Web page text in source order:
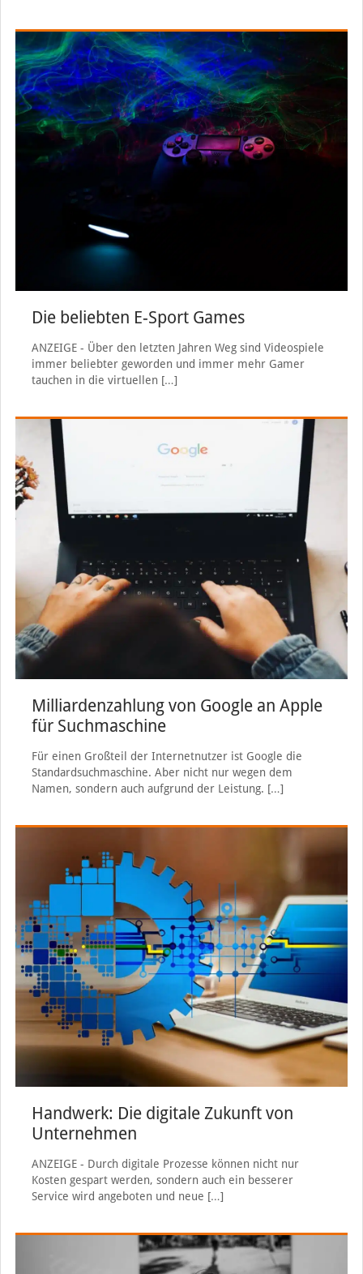
Die beliebten E-Sport Games
ANZEIGE - Über den letzten Jahren Weg sind Videospiele
immer beliebter geworden und immer mehr Gamer
tauchen in die virtuellen […]
Milliardenzahlung von Google an Apple
für Suchmaschine
Für einen Großteil der Internetnutzer ist Google die
Standardsuchmaschine. Aber nicht nur wegen dem
Namen, sondern auch aufgrund der Leistung. […]
Handwerk: Die digitale Zukunft von
Unternehmen
ANZEIGE - Durch digitale Prozesse können nicht nur
Kosten gespart werden, sondern auch ein besserer
Service wird angeboten und neue […]